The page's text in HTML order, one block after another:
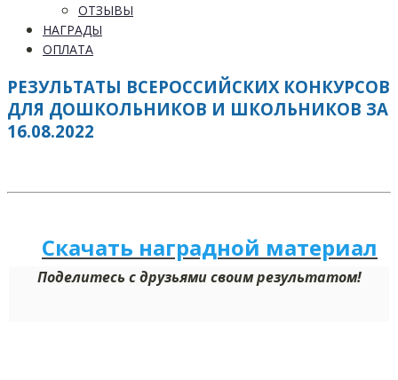
ОТЗЫВЫ
НАГРАДЫ
ОПЛАТА
РЕЗУЛЬТАТЫ ВСЕРОССИЙСКИХ КОНКУРСОВ
ДЛЯ ДОШКОЛЬНИКОВ И ШКОЛЬНИКОВ ЗА
16.08.2022
Скачать наградной материал
Поделитесь с друзьями своим результатом!